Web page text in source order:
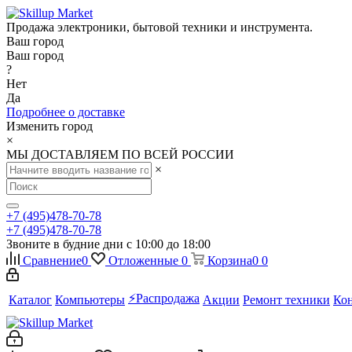
Продажа электроники, бытовой техники и инструмента.
Ваш город
Ваш город
?
Нет
Да
Подробнее о доставке
Изменить город
×
МЫ ДОСТАВЛЯЕМ ПО ВСЕЙ РОССИИ
×
+7 (495)478-70-78
+7 (495)478-70-78
Звоните в будние дни с 10:00 до 18:00
Сравнение0 Отложенные 0 Корзина0 0
Каталог Компьютеры ⚡️Распродажа Акции Ремонт техники